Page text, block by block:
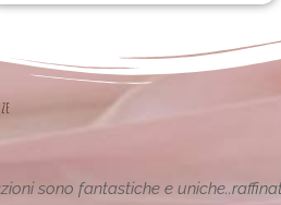
eleganti....complimenti per la vostra